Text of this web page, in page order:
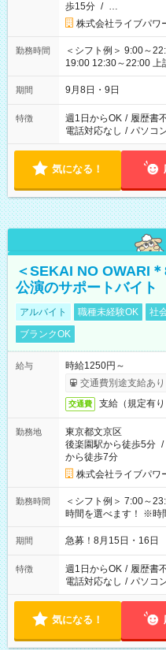
歩15分 / …
株式会社ライブパワ
勤務時間
＜シフト例＞ 9:00～
19:00 12:30～22:00 上記の時間から好きな時間を選べます！ ※
時間は変更となる可能
期間 9月8日・9日
特徴 週1日からOK / 履歴書
電話対応なし / パソコ
気になる！
＜SEKAI NO OWARI
公演のサポートバイト
アルバイト 職種未経験OK 社
ブランクOK
給与
時給1250円～
交通費別途支給あり
交通費 支給（規定有り
勤務地
東京都文京区
後楽園駅から徒歩5分 /
から徒歩7分
株式会社ライブパワ
勤務時間
＜シフト例＞ 7:00～23:00 13:30～
時間を選べます！ ※時
期間 急募！8月15日・16日
特徴 週1日からOK / 履歴書
電話対応なし / パソコ
気になる！